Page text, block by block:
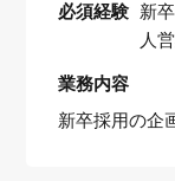
必須経験 新
人
業務内容
新卒採用の企